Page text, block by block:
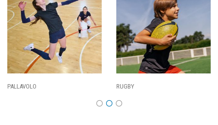
PALLAVOLO RUGBY